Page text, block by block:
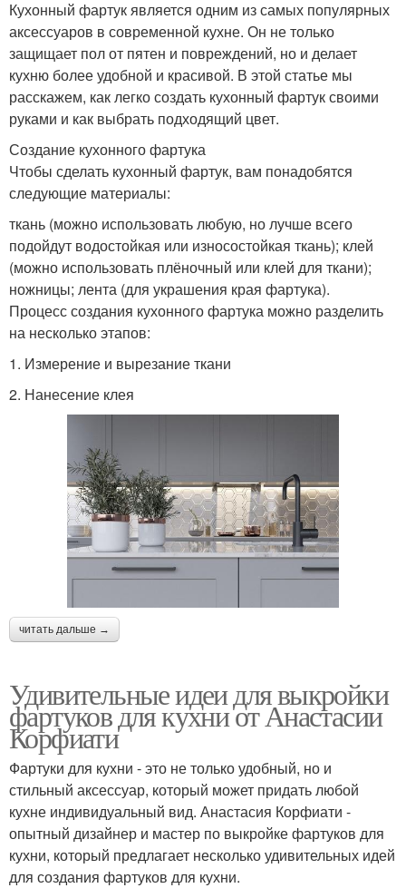
Кухонный фартук является одним из самых популярных
аксессуаров в современной кухне. Он не только
защищает пол от пятен и повреждений, но и делает
кухню более удобной и красивой. В этой статье мы
расскажем, как легко создать кухонный фартук своими
руками и как выбрать подходящий цвет.
Создание кухонного фартука
Чтобы сделать кухонный фартук, вам понадобятся
следующие материалы:
ткань (можно использовать любую, но лучше всего
подойдут водостойкая или износостойкая ткань); клей
(можно использовать плёночный или клей для ткани);
ножницы; лента (для украшения края фартука).
Процесс создания кухонного фартука можно разделить
на несколько этапов:
1. Измерение и вырезание ткани
2. Нанесение клея
читать дальше →
Удивительные идеи для выкройки
фартуков для кухни от Анастасии
Корфиати
Фартуки для кухни - это не только удобный, но и
стильный аксессуар, который может придать любой
кухне индивидуальный вид. Анастасия Корфиати -
опытный дизайнер и мастер по выкройке фартуков для
кухни, который предлагает несколько удивительных идей
для создания фартуков для кухни.